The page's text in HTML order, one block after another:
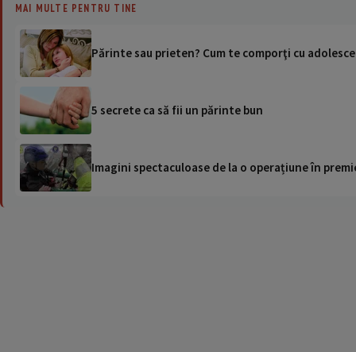
MAI MULTE PENTRU TINE
Părinte sau prieten? Cum te comporţi cu
5 secrete ca să fii un părinte bun
Imagini spectaculoase de la o operațiune în